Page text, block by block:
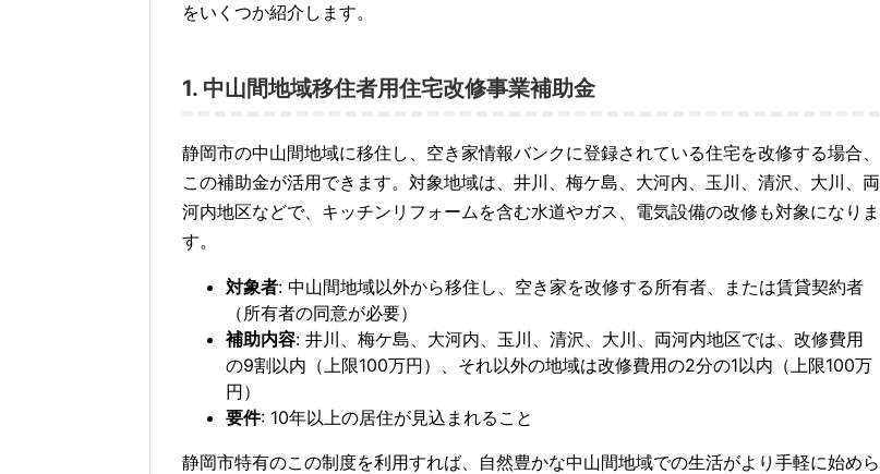
をいくつか紹介します。
1. 中山間地域移住者用住宅改修事業補助金
静岡市の中山間地域に移住し、空き家情報バンクに登録されている住宅を改修する場合、
この補助金が活用できます。対象地域は、井川、梅ケ島、大河内、玉川、清沢、大川、両
河内地区などで、キッチンリフォームを含む水道やガス、電気設備の改修も対象になりま
す。
対象者: 中山間地域以外から移住し、空き家を改修する所有者、または賃貸契約者
（所有者の同意が必要）
補助内容: 井川、梅ケ島、大河内、玉川、清沢、大川、両河内地区では、改修費用
の9割以内（上限100万円）、それ以外の地域は改修費用の2分の1以内（上限100万
円）
要件: 10年以上の居住が見込まれること
静岡市特有のこの制度を利用すれば、自然豊かな中山間地域での生活がより手軽に始めら